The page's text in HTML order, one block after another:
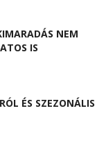
NEM
IS
ÉS SZEZONÁLIS